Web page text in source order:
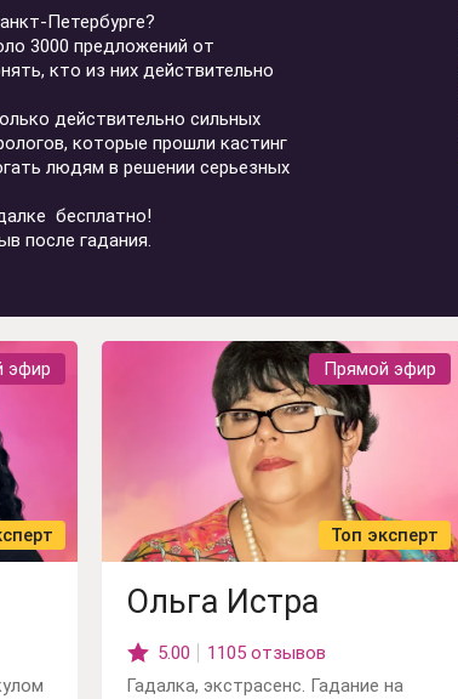
Расклад на бывшего
Расклад на любовь
Точный ответ на
вопрос
Петербурге?
3000 предложений от
кто из них действительно
действительно сильных
которые прошли кастинг
людям в решении серьезных
бесплатно!
после гадания.
эфир Прямой эфир
Топ эксперт
Ольга Истра
5.00
1105 отзывов
Гадалка, экстрасенс. Гадание на